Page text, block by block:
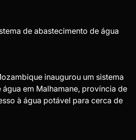
de abastecimento de água
inaugurou um sistema
em Malhamane, província de
à água potável para cerca de